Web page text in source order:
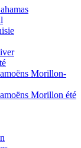
Morillon-
Morillon été